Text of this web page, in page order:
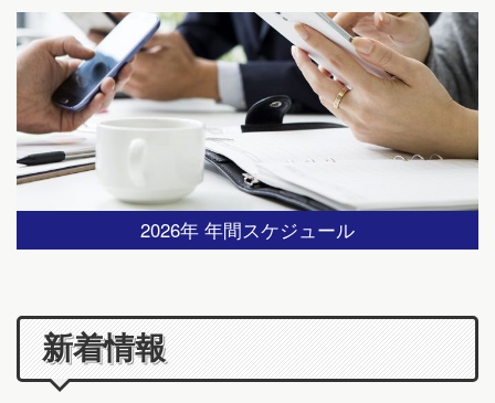
2026年 年間スケジュール
新着情報